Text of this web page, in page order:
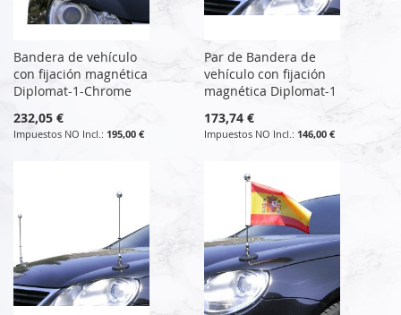
Bandera de vehículo
con fijación magnética
Diplomat-1-Chrome
232,05 €
195,00 €
Par de Bandera de
vehículo con fijación
magnética Diplomat-1
173,74 €
146,00 €